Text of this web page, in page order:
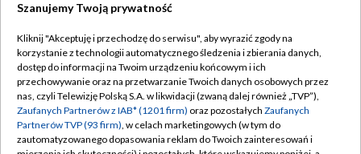
TVP
Abonament TVP
Emisja w TVP
Centrum informacji TVP
Regulamin TVP
Polityka prywatności
Moje zgody
Szanujemy Twoją prywatność
Kliknij "Akceptuję i przechodzę do serwisu", aby wyrazić zgody na
korzystanie z technologii automatycznego śledzenia i zbierania danych,
dostęp do informacji na Twoim urządzeniu końcowym i ich
przechowywanie oraz na przetwarzanie Twoich danych osobowych przez
nas, czyli Telewizję Polską S.A. w likwidacji (zwaną dalej również „TVP”),
Zaufanych Partnerów z IAB* (1201 firm) oraz pozostałych Zaufanych
Partnerów TVP (93 firm), w celach marketingowych (w tym do
zautomatyzowanego dopasowania reklam do Twoich zainteresowań i